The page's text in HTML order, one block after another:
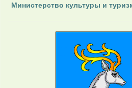
Министерство культуры и